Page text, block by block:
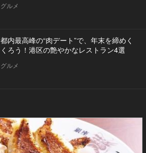
グルメ
都内最高峰の“肉デート”で、年末を締めく
くろう！港区の艶やかなレストラン4選
グルメ